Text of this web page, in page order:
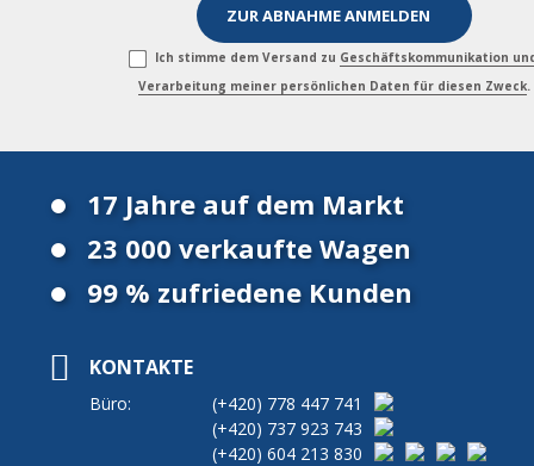
Ich stimme dem Versand zu Geschäftskommunikation
Verarbeitung meiner persönlichen Daten für diesen Zweck.
17 Jahre auf dem Markt
23 000 verkaufte Wagen
99 % zufriedene Kunden
KONTAKTE
Büro: (+420) 778 447 741
(+420) 737 923 743
(+420) 604 213 830